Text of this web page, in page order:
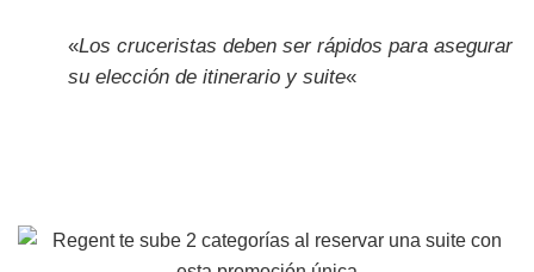
«Los cruceristas deben ser rápidos para asegurar
su elección de itinerario y suite«